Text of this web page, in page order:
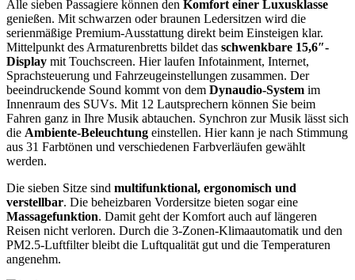
Alle sieben Passagiere können den Komfort einer Luxusklasse
genießen. Mit schwarzen oder braunen Ledersitzen wird die
serienmäßige Premium-Ausstattung direkt beim Einsteigen klar.
Mittelpunkt des Armaturenbretts bildet das schwenkbare 15,6″-
Display mit Touchscreen. Hier laufen Infotainment, Internet,
Sprachsteuerung und Fahrzeugeinstellungen zusammen. Der
beeindruckende Sound kommt von dem Dynaudio-System im
Innenraum des SUVs. Mit 12 Lautsprechern können Sie beim
Fahren ganz in Ihre Musik abtauchen. Synchron zur Musik lässt sich
die Ambiente-Beleuchtung einstellen. Hier kann je nach Stimmung
aus 31 Farbtönen und verschiedenen Farbverläufen gewählt
werden.
Die sieben Sitze sind multifunktional, ergonomisch und
verstellbar. Die beheizbaren Vordersitze bieten sogar eine
Massagefunktion. Damit geht der Komfort auch auf längeren
Reisen nicht verloren. Durch die 3-Zonen-Klimaautomatik und den
PM2.5-Luftfilter bleibt die Luftqualität gut und die Temperaturen
angenehm.